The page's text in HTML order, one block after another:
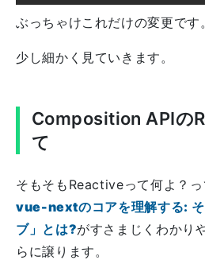
ぶっちゃけこれだけの変更です。
少し細かく見ていきます。
Composition APIの
て
そもそもReactiveって何よ？っ
vue-nextのコアを理解する: そ
ブ」とは?がすさまじくわかり
らに譲ります。